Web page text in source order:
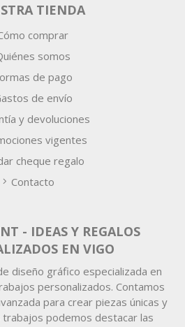
- IDEAS Y REGALOS
EN VIGO
diseño gráfico especializada en
personalizados. Contamos
para crear piezas únicas y
trabajos podemos destacar las
TIENDA
comprar
somos
de pago
de envío
y devoluciones
vigentes
cheque regalo
Contacto